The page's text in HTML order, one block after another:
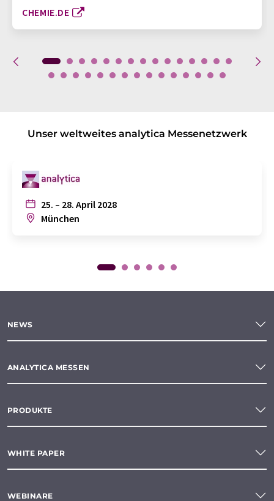
CHEMIE.DE
Unser weltweites analytica Messenetzwerk
25. – 28. April 2028
München
NEWS
ANALYTICA MESSEN
PRODUKTE
WHITE PAPER
WEBINARE